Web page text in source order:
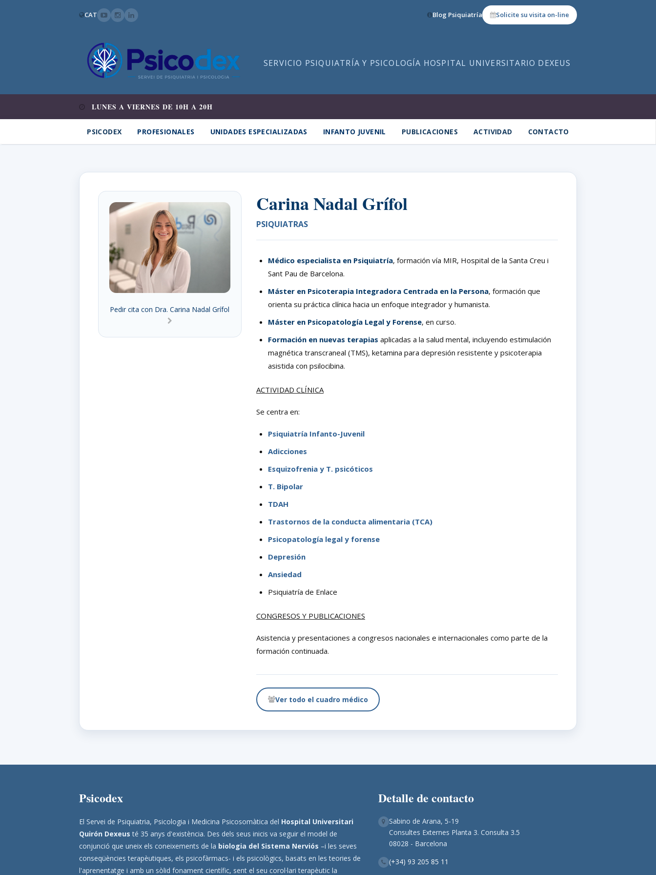
CAT Blog Psiquiatría Solicite su visita on-line
SERVICIO PSIQUIATRÍA Y PSICOLOGÍA HOSPITAL UNIVERSITARIO DEXEUS
LUNES A VIERNES DE 10H A 20H
PSICODEX PROFESIONALES UNIDADES ESPECIALIZADAS INFANTO JUVENIL PUBLICACIONES ACTIVIDAD CONTACTO
Pedir cita con Dra. Carina Nadal Grífol
Carina Nadal Grífol
PSIQUIATRAS
Médico especialista en Psiquiatría, formación vía MIR, Hospital de la Santa Creu i
Sant Pau de Barcelona.
Máster en Psicoterapia Integradora Centrada en la Persona, formación que
orienta su práctica clínica hacia un enfoque integrador y humanista.
Máster en Psicopatología Legal y Forense, en curso.
Formación en nuevas terapias aplicadas a la salud mental, incluyendo estimulación
magnética transcraneal (TMS), ketamina para depresión resistente y psicoterapia
asistida con psilocibina.
ACTIVIDAD CLÍNICA
Se centra en:
Psiquiatría Infanto-Juvenil
Adicciones
Esquizofrenia y T. psicóticos
T. Bipolar
TDAH
Trastornos de la conducta alimentaria (TCA)
Psicopatología legal y forense
Depresión
Ansiedad
Psiquiatría de Enlace
CONGRESOS Y PUBLICACIONES
Asistencia y presentaciones a congresos nacionales e internacionales como parte de la
formación continuada.
Ver todo el cuadro médico
Psicodex
El Servei de Psiquiatria, Psicologia i Medicina Psicosomàtica del Hospital Universitari
Quirón Dexeus té 35 anys d'existència. Des dels seus inicis va seguir el model de
conjunció que uneix els coneixements de la biologia del Sistema Nerviós –i les seves
conseqüències terapèutiques, els psicofàrmacs- i els psicològics, basats en les teories de
l'aprenentatge i amb un sòlid fonament científic, sent el seu corol·lari terapèutic la
Detalle de contacto
Sabino de Arana, 5-19
Consultes Externes Planta 3. Consulta 3.5
08028 - Barcelona
(+34) 93 205 85 11